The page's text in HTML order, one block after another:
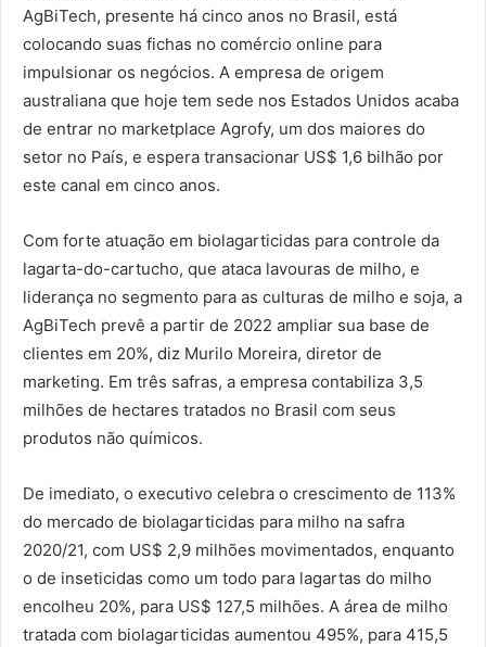
AgBiTech, presente há cinco anos no Brasil, está
colocando suas fichas no comércio online para
impulsionar os negócios. A empresa de origem
australiana que hoje tem sede nos Estados Unidos acaba
de entrar no marketplace Agrofy, um dos maiores do
setor no País, e espera transacionar US$ 1,6 bilhão por
este canal em cinco anos.
Com forte atuação em biolagarticidas para controle da
lagarta-do-cartucho, que ataca lavouras de milho, e
liderança no segmento para as culturas de milho e soja, a
AgBiTech prevê a partir de 2022 ampliar sua base de
clientes em 20%, diz Murilo Moreira, diretor de
marketing. Em três safras, a empresa contabiliza 3,5
milhões de hectares tratados no Brasil com seus
produtos não químicos.
De imediato, o executivo celebra o crescimento de 113%
do mercado de biolagarticidas para milho na safra
2020/21, com US$ 2,9 milhões movimentados, enquanto
o de inseticidas como um todo para lagartas do milho
encolheu 20%, para US$ 127,5 milhões. A área de milho
tratada com biolagarticidas aumentou 495%, para 415,5